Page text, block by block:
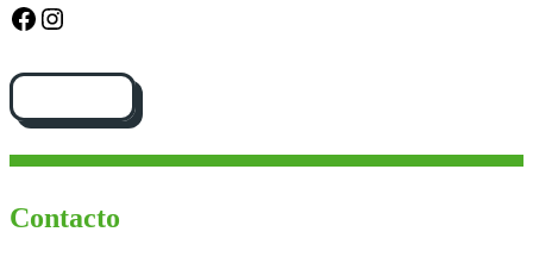
Facebook
Instagram
Contacto